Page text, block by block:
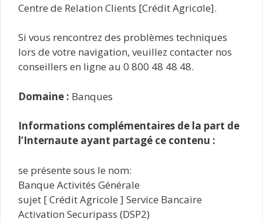
Centre de Relation Clients [Crédit Agricσle].
Si vous rencontrez des problèmes techniques
lors de votre navigation, veuillez contacter nos
conseillers en ligne au 0 800 48 48 48.
Domaine : Banques
Informations complémentaires de la part de
l’Internaute ayant partagé ce contenu :
se présente sous le nom:
Banque Activités Générale
sujet [ Crédit Agricole ] Service Bancaire
Activation Securipass (DSP2)